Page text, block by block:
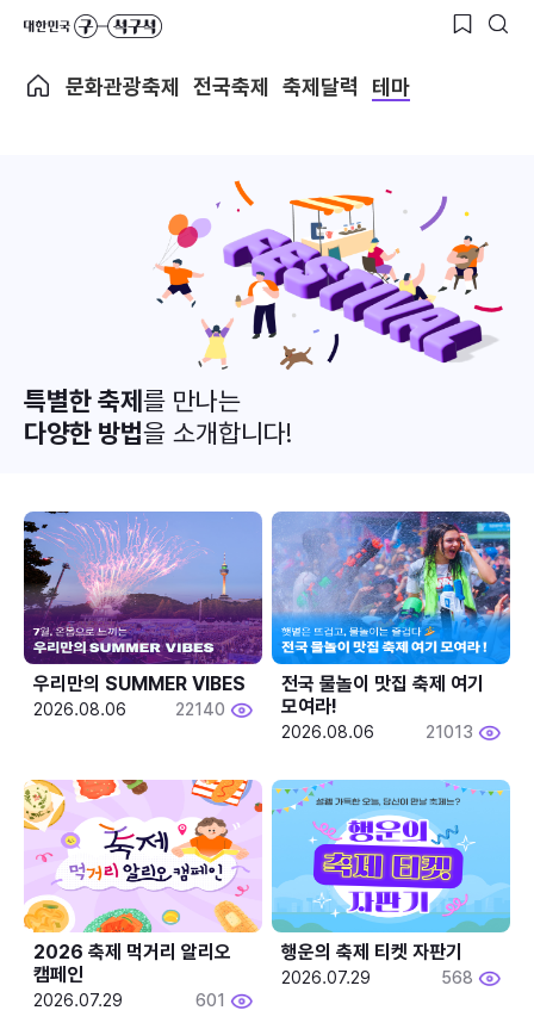
문화관광축제 전국축제 축제달력 테마
특별한 축제를 만나는
다양한 방법을 소개합니다!
우리만의 SUMMER VIBES
2026.08.06 22140
전국 물놀이 맛집 축제 여기
모여라!
2026.08.06 21013
2026 축제 먹거리 알리오
캠페인
2026.07.29 601
행운의 축제 티켓 자판기
2026.07.29 568